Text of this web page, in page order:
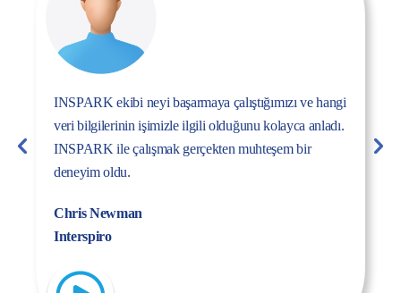
Inspark ekibinin dinamizmi, enerjisi ve uzmanlığı bizi
Inspark’la çalışmaya ikna etti. Birlikte yarattığımız
başarı hikayesinden çok memnunuz.
Kordsa